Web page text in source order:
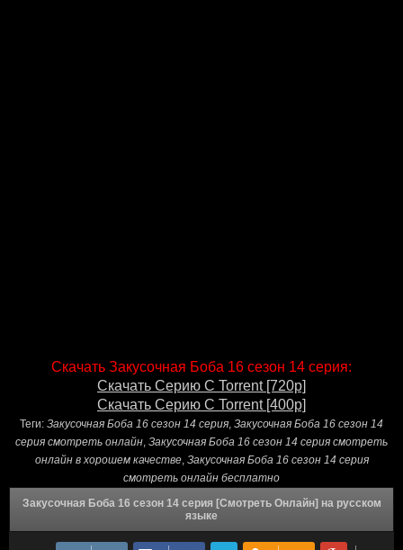
Скачать Закусочная Боба 16 сезон 14 серия:
Скачать Серию С Torrent [720p]
Скачать Серию С Torrent [400p]
Теги: Закусочная Боба 16 сезон 14 серия, Закусочная Боба 16 сезон 14
серия смотреть онлайн, Закусочная Боба 16 сезон 14 серия смотреть
онлайн в хорошем качестве, Закусочная Боба 16 сезон 14 серия
смотреть онлайн бесплатно
Закусочная Боба 16 сезон 14 серия [Смотреть Онлайн] на русском
языке